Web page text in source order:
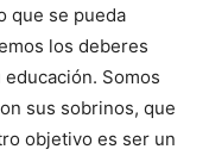
que se pueda
los deberes
Somos
sus sobrinos, que
objetivo es ser un